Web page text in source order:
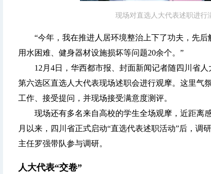
现场对直选人大代表述职进行
“今年，我在推进人居环境整治上下了功夫，先后
用水困难、健身器材设施损坏等问题20余个。”
12月4日，华西都市报、封面新闻记者随四川省人
第六选区直选人大代表现场述职会进行观摩。这里气
工作、接受提问，并现场接受满意度测评。
现场还有多名来自高校的学生全场观摩，近距离感
月以来，四川省正式启动“直选代表述职活动”后，调
主任罗强带队参与调研。
人大代表“交卷”